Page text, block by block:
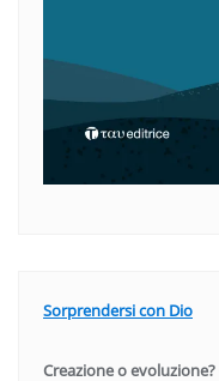
Sorprendersi con Dio
Creazione o